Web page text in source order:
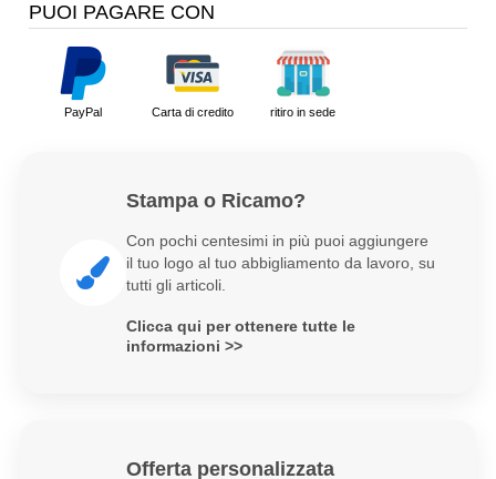
PUOI PAGARE CON
PayPal Carta di credito ritiro in sede
Stampa o Ricamo?
Con pochi centesimi in più puoi aggiungere
il tuo logo al tuo abbigliamento da lavoro, su
tutti gli articoli.
Clicca qui per ottenere tutte le
informazioni >>
Offerta personalizzata